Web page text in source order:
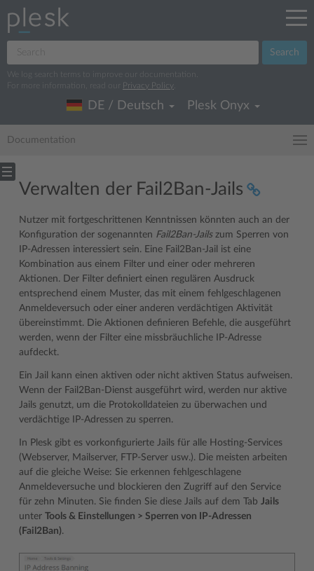
Search
We log search terms to improve our documentation.
For more information, read our
Privacy Policy
DE / Deutsch Plesk Onyx
Documentation
Verwalten der Fail2Ban-Jails
Nutzer mit fortgeschrittenen Kenntnissen könnten auch an der
Konfiguration der sogenannten Fail2Ban-Jailszum Sperren von
IP-Adressen interessiert sein. Eine Fail2Ban-Jail ist eine
Kombination aus einem Filter und einer oder mehreren
Aktionen. Der Filter definiert einen regulären Ausdruck
entsprechend einem Muster, das mit einem fehlgeschlagenen
Anmeldeversuch oder einer anderen verdächtigen Aktivität
übereinstimmt. Die Aktionen definieren Befehle, die ausgeführt
werden, wenn der Filter eine missbräuchliche IP-Adresse
aufdeckt.
Ein Jail kann einen aktiven oder nicht aktiven Status aufweisen.
Wenn der Fail2Ban-Dienst ausgeführt wird, werden nur aktive
Jails genutzt, um die Protokolldateien zu überwachen und
verdächtige IP-Adressen zu sperren.
In Plesk gibt es vorkonfigurierte Jails für alle Hosting-Services
(Webserver, Mailserver, FTP-Server usw.). Die meisten arbeiten
auf die gleiche Weise: Sie erkennen fehlgeschlagene
Anmeldeversuche und blockieren den Zugriff auf den Service
für zehn Minuten. Sie finden Sie diese Jails auf dem Tab Jails
unter Tools & Einstellungen > Sperren von IP-Adressen
(Fail2Ban).